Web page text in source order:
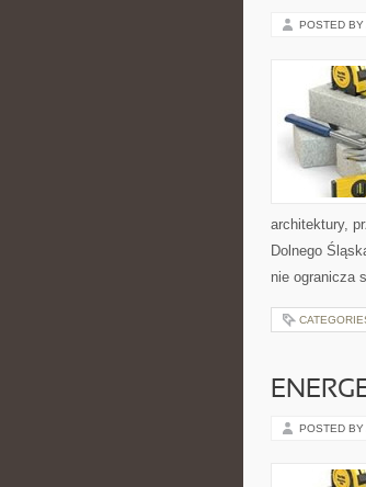
POSTED BY
architektury,
Dolnego
nie ogranicza
POSTED BY